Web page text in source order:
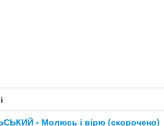
- Молюсь і вірю (скорочено)